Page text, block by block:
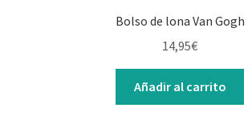
Bolso de lona Van Gogh
14,95€
Añadir al carrito